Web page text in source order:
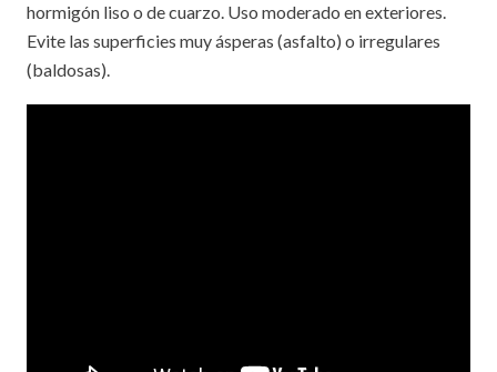
hormigón liso o de cuarzo. Uso moderado en exteriores.
Evite las superficies muy ásperas (asfalto) o irregulares
(baldosas).